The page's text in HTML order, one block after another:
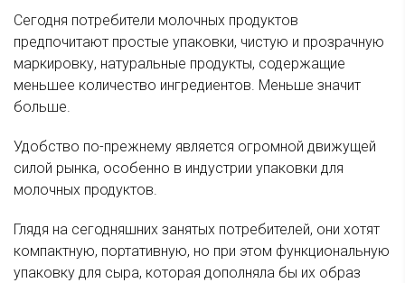
Сегодня потребители молочных продуктов
предпочитают простые упаковки, чистую и прозрачную
маркировку, натуральные продукты, содержащие
меньшее количество ингредиентов. Меньше значит
больше.
Удобство по-прежнему является огромной движущей
силой рынка, особенно в индустрии упаковки для
молочных продуктов.
Глядя на сегодняшних занятых потребителей, они хотят
компактную, портативную, но при этом функциональную
упаковку для сыра, которая дополняла бы их образ